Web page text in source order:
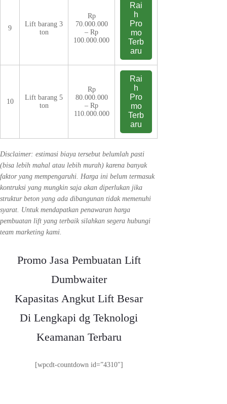
9
Lift barang 3
ton
Rp
70.000.000
– Rp
100.000.000
Rai
h
Pro
mo
Terb
aru
10
Lift barang 5
ton
Rp
80.000.000
– Rp
110.000.000
Rai
h
Pro
mo
Terb
aru
Disclaimer: estimasi biaya tersebut belumlah pasti
(bisa lebih mahal atau lebih murah) karena banyak
faktor yang mempengaruhi. Harga ini belum termasuk
kontruksi yang mungkin saja akan diperlukan jika
struktur beton yang ada dibangunan tidak memenuhi
syarat. Untuk mendapatkan penawaran harga
pembuatan lift yang terbaik silahkan segera hubungi
team marketing kami.
Promo Jasa Pembuatan Lift
Dumbwaiter
Kapasitas Angkut Lift Besar
Di Lengkapi dg Teknologi
Keamanan Terbaru
[wpcdt-countdown id=”4310″]